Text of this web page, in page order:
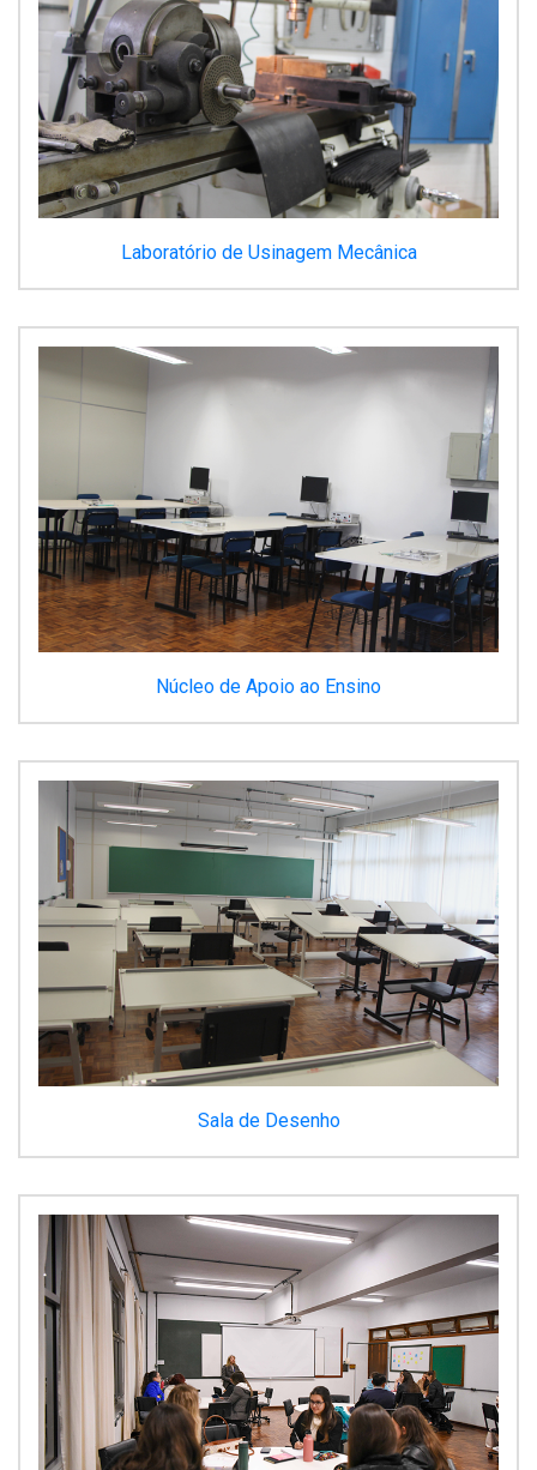
Laboratório de Usinagem Mecânica
Núcleo de Apoio ao Ensino
Sala de Desenho